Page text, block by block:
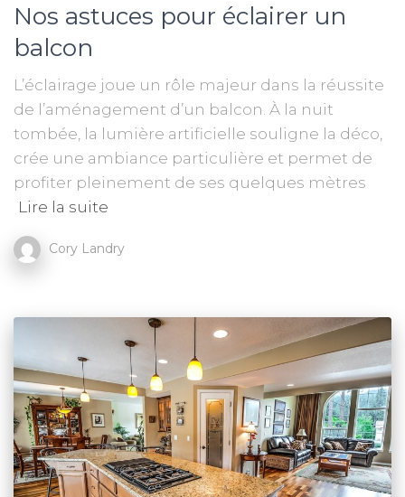
Nos astuces pour éclairer un
balcon
L’éclairage joue un rôle majeur dans la réussite
de l’aménagement d’un balcon. À la nuit
tombée, la lumière artificielle souligne la déco,
crée une ambiance particulière et permet de
profiter pleinement de ses quelques mètres
Lire la suite
Cory Landry